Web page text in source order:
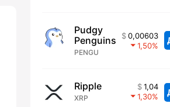
Pudgy
Penguins
PENGU
0,00603
1,50
Ripple
XRP
1,04
1,30